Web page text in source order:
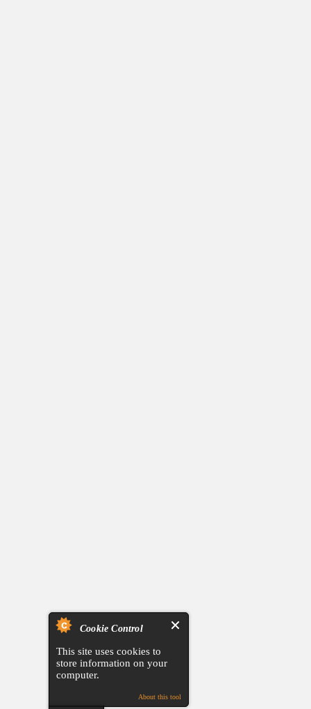
Cookie Control
This site uses cookies to
store information on your
computer.
About this tool